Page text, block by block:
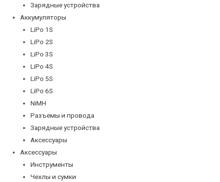
Зарядные устройства
Аккумуляторы
LiPo 1S
LiPo 2S
LiPo 3S
LiPo 4S
LiPo 5S
LiPo 6S
NiMH
Разъемы и провода
Зарядные устройства
Аксессуары
Аксессуары
Инструменты
Чехлы и сумки